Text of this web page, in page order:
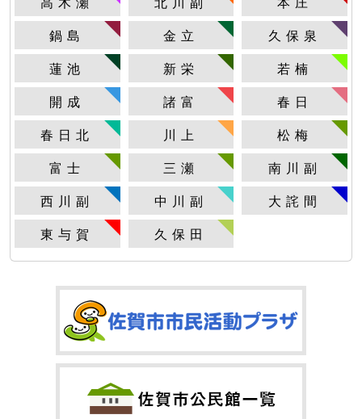
鍋島
金立
久保泉
蓮池
新栄
若楠
開成
諸富
春日
春日北
川上
松梅
富士
三瀬
南川副
西川副
中川副
大詫間
東与賀
久保田